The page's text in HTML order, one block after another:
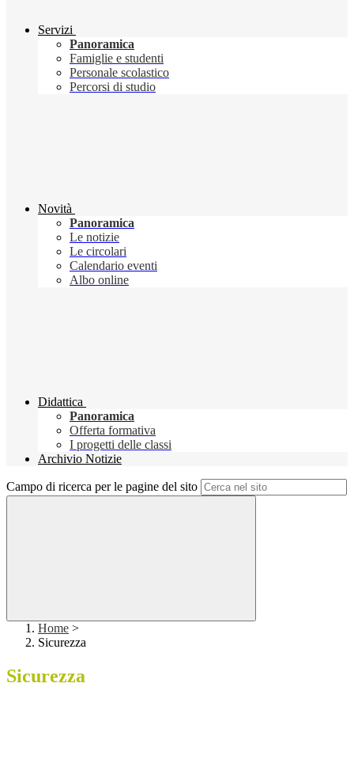
Servizi
Panoramica
Famiglie e studenti
Personale scolastico
Percorsi di studio
Novità
Panoramica
Le notizie
Le circolari
Calendario eventi
Albo online
Didattica
Panoramica
Offerta formativa
I progetti delle classi
Archivio Notizie
Campo di ricerca per le pagine del sito
Home >
Sicurezza
Sicurezza